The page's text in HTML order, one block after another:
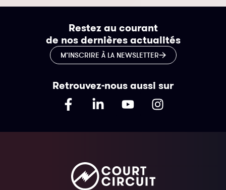
Restez au courant
de nos dernières actualités
M’INSCRIRE À LA NEWSLETTER
Retrouvez-nous aussi sur